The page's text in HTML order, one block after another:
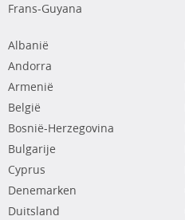
Frans-Guyana
Albanië
Andorra
Armenië
België
Bosnië-Herzegovina
Bulgarije
Cyprus
Denemarken
Duitsland